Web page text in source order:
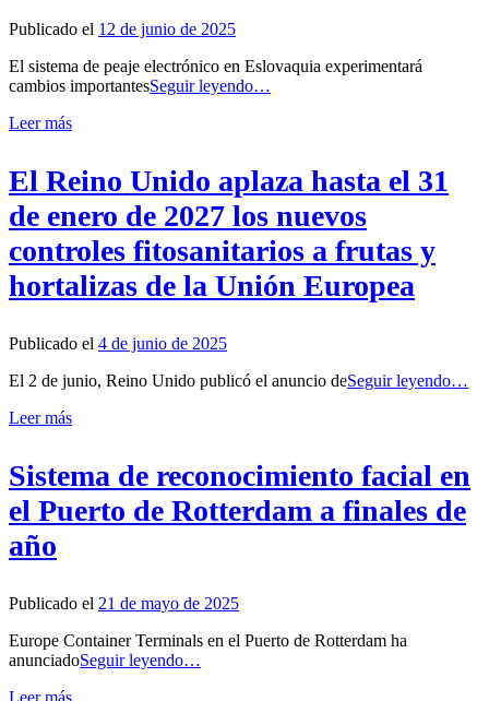
Publicado el 12 de junio de 2025
El sistema de peaje electrónico en Eslovaquia experimentará
cambios importantesSeguir leyendo…
Leer más
El Reino Unido aplaza hasta el 31
de enero de 2027 los nuevos
controles fitosanitarios a frutas y
hortalizas de la Unión Europea
Publicado el 4 de junio de 2025
El 2 de junio, Reino Unido publicó el anuncio deSeguir leyendo…
Leer más
Sistema de reconocimiento facial en
el Puerto de Rotterdam a finales de
año
Publicado el 21 de mayo de 2025
Europe Container Terminals en el Puerto de Rotterdam ha
anunciadoSeguir leyendo…
Leer más